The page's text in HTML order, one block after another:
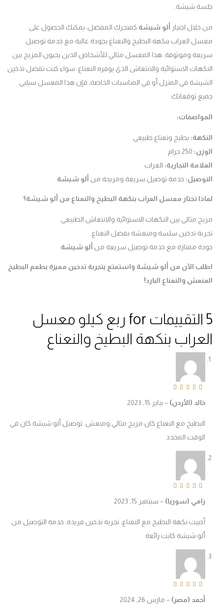
شيشة.
اختيار ألو شيشةكمتجرك المفضل، يمكنك الحصول على
العراب بنكهة البطيخ والنعناع بجودة عالية مع خدمة توصيل
وموثوقة. هذا المعسل مثالي للأشخاص الذين يحبون المزيج بين
الاستوائية والانتعاش الذي يوفره النعناع. سواء كنت تفضل تدخين
في المنزل أو في المناسبات الخاصة، فإن هذا المعسل سيلبي
توقعاتك.
:
:بطيخ ونعناع طبيعي
:250 جرام
التجارية:العراب
:خدمة توصيل سريعة ومريحة منألو شيشة
تختار معسل العراب بنكهة البطيخ والنعناع من ألو شيشة؟
مثالي بين النكهات الاستوائية والانتعاش الطبيعي.
تدخين سلسة ومنعشة بفضل النعناع.
ممتازة مع خدمة توصيل سريعة منألو شيشة.
الآن من ألو شيشة واستمتع بتجربة تدخين مميزة بطعم البطيخ
والنعناع البارد!
ربع كيلو معسل
بنكهة البطيخ والنعناع
(الأردن)– يناير 15, 2023
مع النعناع كان مزيج مثالي ومنعش. توصيل ألو شيشة كان في
المحدد
(سوريا)–سبتمبر 15, 2023
نكهة البطيخ مع النعناع، تجربة تدخين فريدة. خدمة التوصيل من
شيشة كانت رائعة
out of
(مصر)–مارس 26, 2024